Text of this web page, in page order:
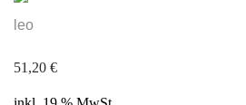
leo
51,20 €